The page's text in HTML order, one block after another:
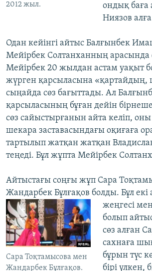
2012 жыл.
ондық баға
Ниязов
Одан кейінгі айтыс Балғынбек
Мейірбек Солтанханның арасында
Мейірбек 20 жылдан астам уақыт
жүрген қарсыласына «қартайдың,
сыңайда сөз бағыттады. Ал
қарсыласының бұған дейін
сөз сайыстырғанын айта келіп,
шекара заставасындағы оқиғаға
тартылып жатқан жатқан
теңеді. Бұл жұпта Мейірбек
Айтыстағы соңғы жұп Сара
Жандарбек Бұлғақов болды. Бұл екі
Сара Тоқтамысова мен
Жандарбек Бұлғақов.
жеңгесі
болып
сөз алған
сахнаға
бұрын түс
бірі үлкен,